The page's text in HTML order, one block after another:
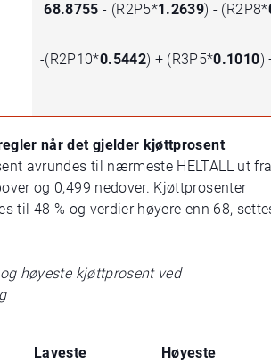
68.8755 - (R2P5*1.2639) - (R2P8*
-(R2P10*0.5442) + (R3P5*0.1010)
når det gjelder kjøttprosent
avrundes til nærmeste HELTALL ut
og 0,499 nedover. Kjøttprosenter
til 48 % og verdier høyere enn 68,
høyeste kjøttprosent ved
Laveste Høyeste